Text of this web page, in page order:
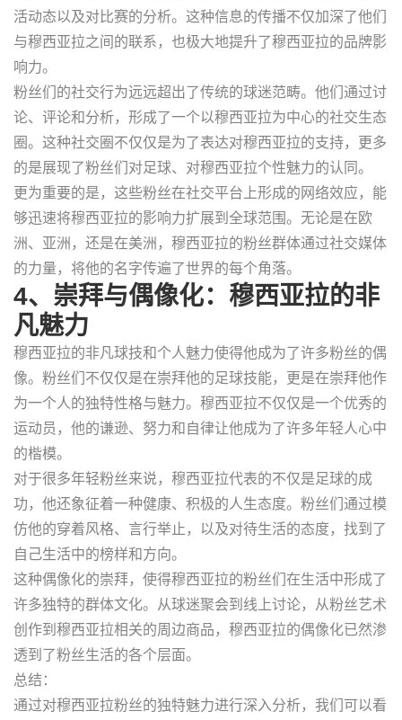
活动态以及对比赛的分析。这种信息的传播不仅加深了他们
与穆西亚拉之间的联系，也极大地提升了穆西亚拉的品牌影
响力。
粉丝们的社交行为远远超出了传统的球迷范畴。他们通过讨
论、评论和分析，形成了一个以穆西亚拉为中心的社交生态
圈。这种社交圈不仅仅是为了表达对穆西亚拉的支持，更多
的是展现了粉丝们对足球、对穆西亚拉个性魅力的认同。
更为重要的是，这些粉丝在社交平台上形成的网络效应，能
够迅速将穆西亚拉的影响力扩展到全球范围。无论是在欧
洲、亚洲，还是在美洲，穆西亚拉的粉丝群体通过社交媒体
的力量，将他的名字传遍了世界的每个角落。
4、崇拜与偶像化：穆西亚拉的非
凡魅力
穆西亚拉的非凡球技和个人魅力使得他成为了许多粉丝的偶
像。粉丝们不仅仅是在崇拜他的足球技能，更是在崇拜他作
为一个人的独特性格与魅力。穆西亚拉不仅仅是一个优秀的
运动员，他的谦逊、努力和自律让他成为了许多年轻人心中
的楷模。
对于很多年轻粉丝来说，穆西亚拉代表的不仅是足球的成
功，他还象征着一种健康、积极的人生态度。粉丝们通过模
仿他的穿着风格、言行举止，以及对待生活的态度，找到了
自己生活中的榜样和方向。
这种偶像化的崇拜，使得穆西亚拉的粉丝们在生活中形成了
许多独特的群体文化。从球迷聚会到线上讨论，从粉丝艺术
创作到穆西亚拉相关的周边商品，穆西亚拉的偶像化已然渗
透到了粉丝生活的各个层面。
总结：
通过对穆西亚拉粉丝的独特魅力进行深入分析，我们可以看